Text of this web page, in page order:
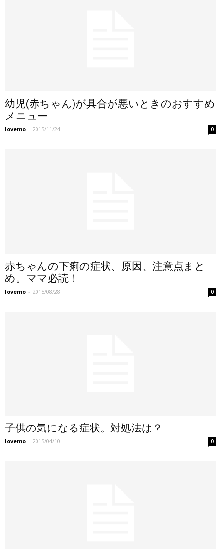
幼児(赤ちゃん)が具合が悪いときのおすすめ
メニュー
lovemo - 2015/11/24 0
赤ちゃんの下痢の症状、原因、注意点まと
め。ママ必読！
lovemo - 2015/08/28 0
子供の気になる症状。対処法は？
lovemo - 2015/04/10 0